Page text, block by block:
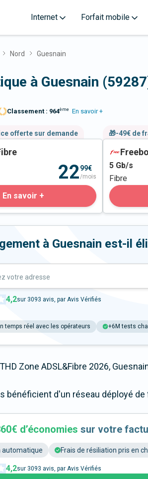
Internet Forfait mobile
Nord Guesnain
à Guesnain
Classement : 964ème En savoir +
offerte sur demande
2299€
/mois
En savoir +
🎁-49€ de
5 Gb/s
Fibre
à Guesnain est-il
votre adresse
4,2sur 3093 avis, par Avis Vérifiés
temps réel avec les opérateurs +6M tests
Zone ADSL&Fibre 2026,
bénéficient d'un réseau déployé
d’économies sur votre
automatique Frais de résiliation pris en
4,2sur 3093 avis, par Avis Vérifiés